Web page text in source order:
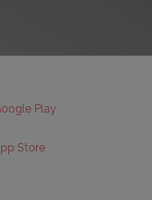
Play
Store